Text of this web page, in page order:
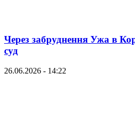
Через забруднення Ужа в
суд
26.06.2026 - 14:22